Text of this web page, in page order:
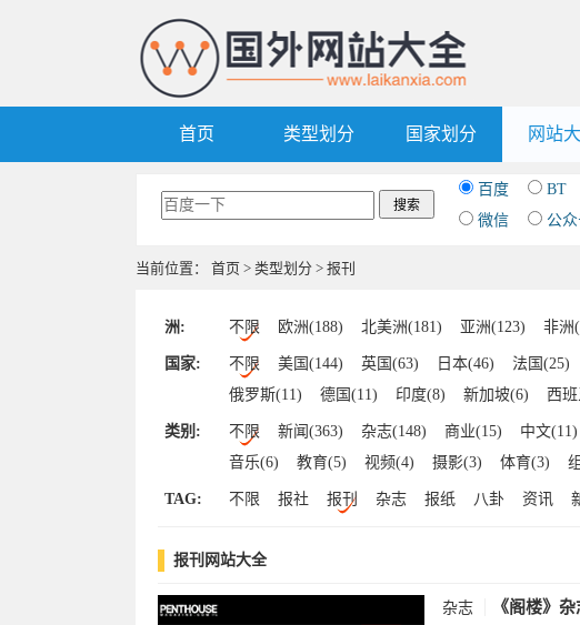
首页 类型划分 国家划分 网站
百度 BT
微信
公众
当前位置： 首页 > 类型划分 > 报刊
洲: 不限 欧洲(188) 北美洲(181) 亚洲(123) 非洲
国家: 不限 美国(144) 英国(63) 日本(46) 法国(25)
俄罗斯(11)
德国(11) 印度(8) 新加坡(6) 西
新西兰(5)
奥地利(4) 菲律宾(4) 印度尼西亚(4)
加纳(3)
南非(3) 秘鲁(3) 泰国(3) 古巴(3)
捷克(3)
巴林(2) 毛里求斯(2) 巴基斯坦(2)
荷兰(2)
黎巴嫩(2)
法属圭亚那(1) 关岛(1) 瓦努
类别: 不限 新闻(363) 杂志(148) 商业(15) 中文(11)
音乐(6)
教育(5) 视频(4) 摄影(3) 体育(3)
社交(1)
门户(1) 设计(1)
TAG: 不限 报社 报刊 杂志 报纸 八卦 资讯
门户
护肤
报刊网站大全
杂志 《阁楼》杂